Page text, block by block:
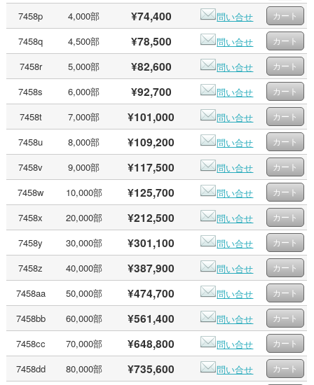
7458p
4,000部 ¥74,400
問い合せ
7458q
4,500部 ¥78,500
問い合せ
7458r
5,000部 ¥82,600
問い合せ
7458s
6,000部 ¥92,700
問い合せ
7458t
7,000部 ¥101,000
問い合せ
7458u
8,000部 ¥109,200
問い合せ
7458v
9,000部 ¥117,500
問い合せ
7458w
10,000部 ¥125,700
問い合せ
7458x
20,000部 ¥212,500
問い合せ
7458y
30,000部 ¥301,100
問い合せ
7458z
40,000部 ¥387,900
問い合せ
7458aa
50,000部 ¥474,700
問い合せ
7458bb
60,000部 ¥561,400
問い合せ
7458cc
70,000部 ¥648,800
問い合せ
7458dd
80,000部 ¥735,600
問い合せ